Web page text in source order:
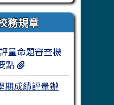
務規章
量命題審查機
點
桃園市中壢區興國國
期成績評量辦
1-2學期成績評量辦法.pdf